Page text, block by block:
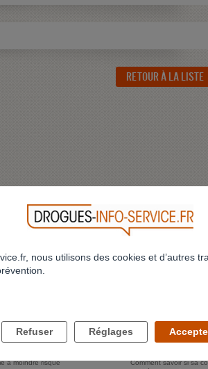
RETOUR À LA LISTE
ET VOUS
si j'ai un problème ?
à moindre risque
LES DROGUES ET
Comment parler des
Comment savoir si sa
nous utilisons des cookies et d’autres
Refuser Réglages